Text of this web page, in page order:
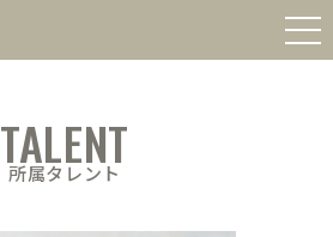
TALENT
所属タレント